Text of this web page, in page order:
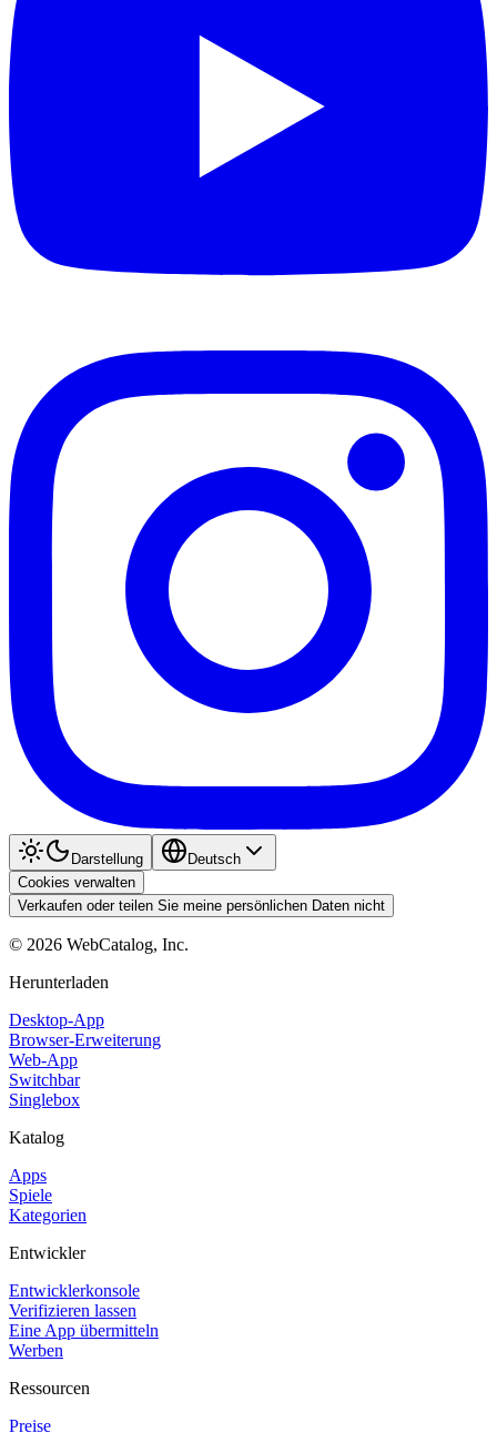
Darstellung
Deutsch
Cookies verwalten
Verkaufen oder teilen Sie meine persönlichen Daten nicht
© 2026 WebCatalog, Inc.
Herunterladen
Desktop-App
Browser-Erweiterung
Web-App
Switchbar
Singlebox
Katalog
Apps
Spiele
Kategorien
Entwickler
Entwicklerkonsole
Verifizieren lassen
Eine App übermitteln
Werben
Ressourcen
Preise